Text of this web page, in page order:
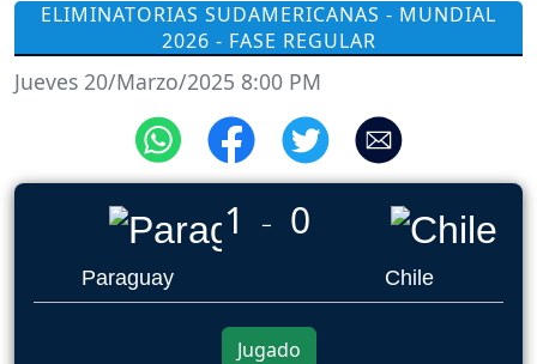
ELIMINATORIAS SUDAMERICANAS - MUNDIAL
2026 - FASE REGULAR
Jueves 20/Marzo/2025 8:00 PM
Paraguay
1 _ 0
Chile
Jugado